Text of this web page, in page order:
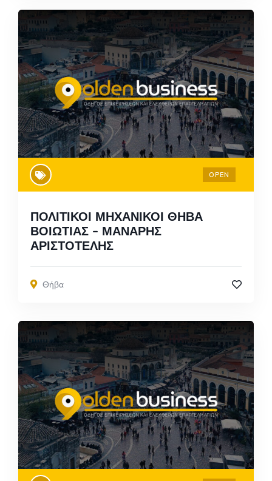
OPEN
ΠΟΛΙΤΙΚΟΙ ΜΗΧΑΝΙΚΟΙ ΘΗΒΑ
ΒΟΙΩΤΙΑΣ – ΜΑΝΑΡΗΣ
ΑΡΙΣΤΟΤΕΛΗΣ
Θήβα